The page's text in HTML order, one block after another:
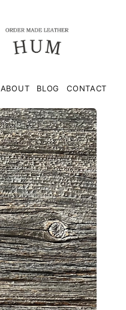
ABOUT BLOG CONTACT